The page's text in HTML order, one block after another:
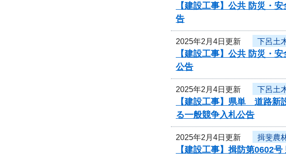
【建設工事】公共 防災・
告
2025年2月4日更新 下呂土
【建設工事】公共 防災・
公告
2025年2月4日更新 下呂土
【建設工事】県単 道路新
る一般競争入札公告
2025年2月4日更新 揖斐農
【建設工事】揖防第0602